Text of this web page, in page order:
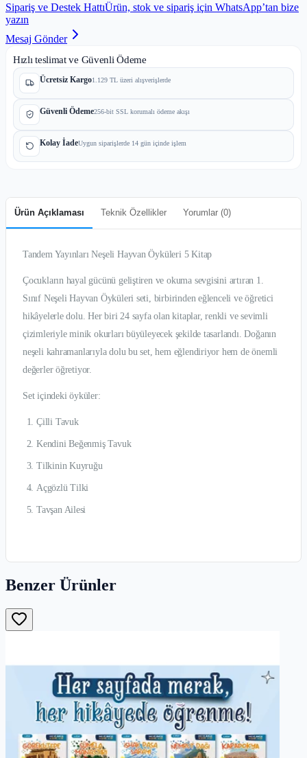
Sipariş ve Destek HattıÜrün, stok ve sipariş için WhatsApp’tan bize
yazın
Mesaj Gönder
Hızlı teslimat ve Güvenli Ödeme
Ücretsiz Kargo1.129 TL üzeri alışverişlerde
Güvenli Ödeme256-bit SSL korumalı ödeme akışı
Kolay İadeUygun siparişlerde 14 gün içinde işlem
Ürün Açıklaması Teknik Özellikler Yorumlar (0)
Tandem Yayınları Neşeli Hayvan Öyküleri 5 Kitap
Çocukların hayal gücünü geliştiren ve okuma sevgisini artıran 1.
Sınıf Neşeli Hayvan Öyküleri seti, birbirinden eğlenceli ve öğretici
hikâyelerle dolu. Her biri 24 sayfa olan kitaplar, renkli ve sevimli
çizimleriyle minik okurları büyüleyecek şekilde tasarlandı. Doğanın
neşeli kahramanlarıyla dolu bu set, hem eğlendiriyor hem de önemli
değerler öğretiyor.
Set içindeki öyküler:
Çilli Tavuk
Kendini Beğenmiş Tavuk
Tilkinin Kuyruğu
Açgözlü Tilki
Tavşan Ailesi
Benzer Ürünler